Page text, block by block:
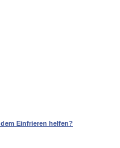
Einfrieren helfen?